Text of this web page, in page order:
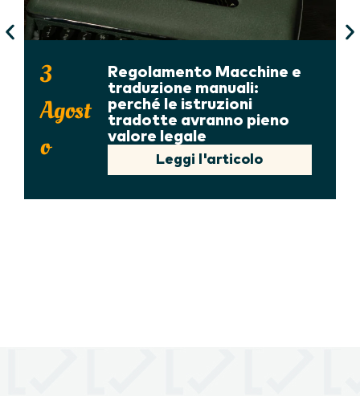
3
Agost
o
Regolamento Macchine e
traduzione manuali:
perché le istruzioni
tradotte avranno pieno
valore legale
Leggi l'articolo